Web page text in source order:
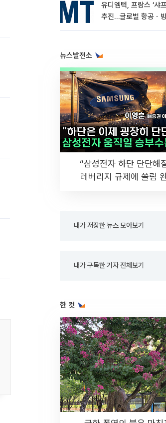
유디엠텍, 프랑스 ‘샤
추진…글로벌 항공ㆍ
뉴스발전소
“삼성전자 하단 단단해
레버리지 규제에 쏠림
내가 저장한 뉴스 모아보기
내가 구독한 기자 전체보기
한 컷